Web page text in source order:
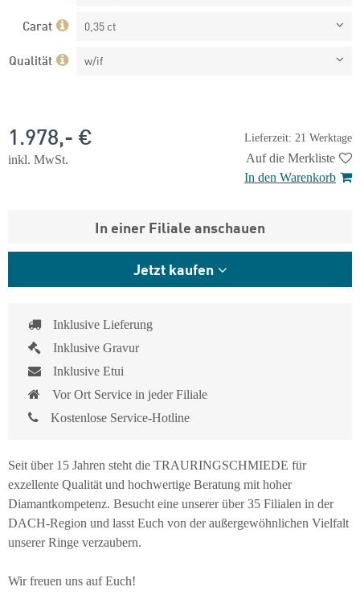
Carat 0,35 ct
Qualität w/if
Lieferzeit: 21 Werktage
1.978,- €
inkl. MwSt.
Auf die Merkliste
In den Warenkorb
In einer Filiale anschauen
Jetzt kaufen
Inklusive Lieferung
Inklusive Gravur
Inklusive Etui
Vor Ort Service in jeder Filiale
Kostenlose Service-Hotline
Seit über 15 Jahren steht die TRAURINGSCHMIEDE für
exzellente Qualität und hochwertige Beratung mit hoher
Diamantkompetenz. Besucht eine unserer über 35 Filialen in der
DACH-Region und lasst Euch von der außergewöhnlichen Vielfalt
unserer Ringe verzaubern.
Wir freuen uns auf Euch!